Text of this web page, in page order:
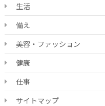
生活
備え
美容・ファッション
健康
仕事
サイトマップ